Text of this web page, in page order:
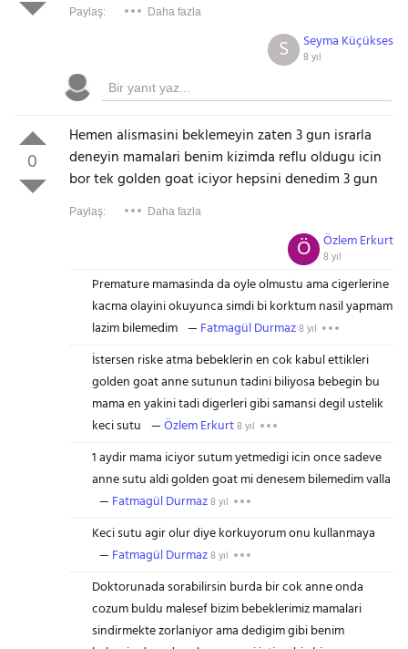
Paylaş: Daha fazla
Seyma Küçükses
8 yıl
S
0
Hemen alismasini beklemeyin zaten 3 gun israrla
deneyin mamalari benim kizimda reflu oldugu icin
bor tek golden goat iciyor hepsini denedim 3 gun
Paylaş: Daha fazla
Özlem Erkurt
8 yıl
Ö
Premature mamasinda da oyle olmustu ama cigerlerine
kacma olayini okuyunca simdi bi korktum nasil yapmam
lazim bilemedim
Fatmagül Durmaz8 yıl
İstersen riske atma bebeklerin en cok kabul ettikleri
golden goat anne sutunun tadini biliyosa bebegin bu
mama en yakini tadi digerleri gibi samansi degil ustelik
keci sutu
Özlem Erkurt8 yıl
1 aydir mama iciyor sutum yetmedigi icin once sadeve
anne sutu aldi golden goat mi denesem bilemedim valla
Fatmagül Durmaz8 yıl
Keci sutu agir olur diye korkuyorum onu kullanmaya
Fatmagül Durmaz8 yıl
Doktorunada sorabilirsin burda bir cok anne onda
cozum buldu malesef bizim bebeklerimiz mamalari
sindirmekte zorlaniyor ama dedigim gibi benim